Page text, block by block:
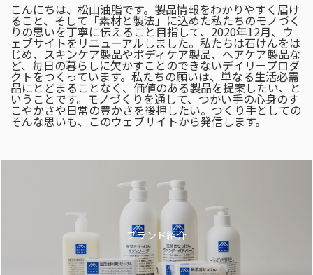
こんにちは、松山油脂です。製品情報をわかりやすく届け
ること、そして「素材と製法」に込めた私たちのモノづく
りの思いを丁寧に伝えること目指して、2020年12月、ウ
ェブサイトをリニューアルしました。私たちは石けんをは
じめ、スキンケア製品やボディケア製品、ヘアケア製品な
ど、毎日の暮らしに欠かすことのできないデイリープロダ
クトをつくっています。私たちの願いは、単なる生活必需
品にとどまることなく、価値のある製品を提案したい、と
いうことです。モノづくりを通して、つかい手の心身のす
こやかさや日常の豊かさを後押したい。つくり手としての
そんな思いも、このウェブサイトから発信します。
ブランド紹介